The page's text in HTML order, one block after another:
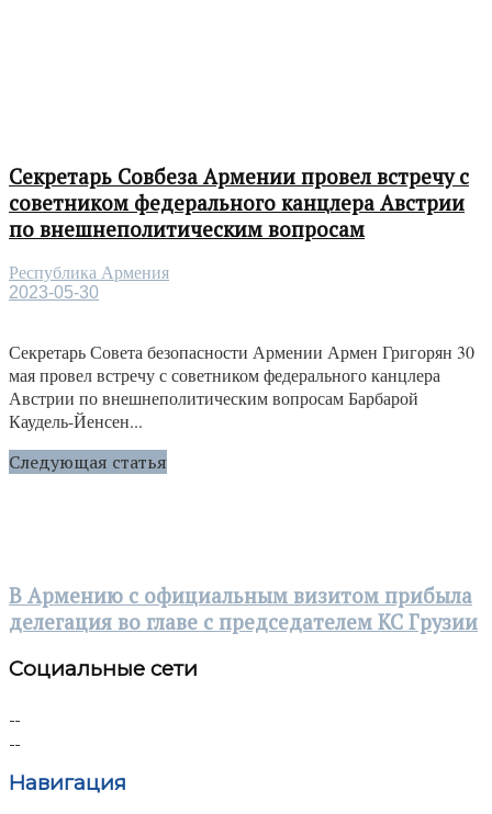
Секретарь Совбеза Армении провел встречу с
советником федерального канцлера Австрии
по внешнеполитическим вопросам
Республика Армения
2023-05-30
Секретарь Совета безопасности Армении Армен Григорян 30
мая провел встречу с советником федерального канцлера
Австрии по внешнеполитическим вопросам Барбарой
Каудель-Йенсен...
Следующая статья
В Армению с официальным визитом прибыла
делегация во главе с председателем КС Грузии
Социальные сети
Навигация